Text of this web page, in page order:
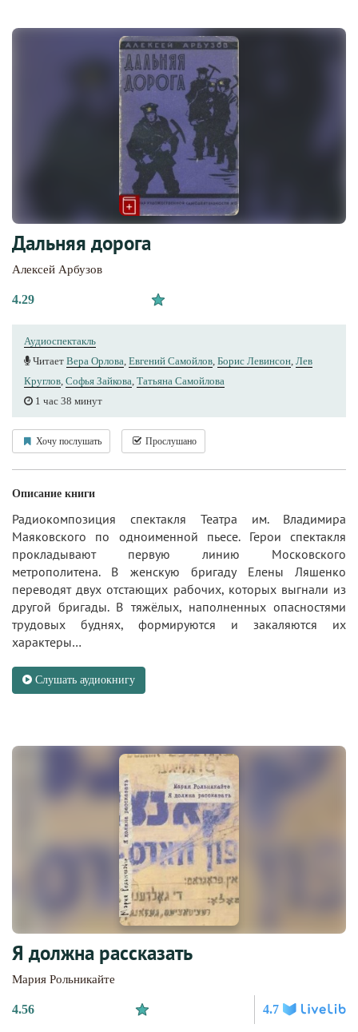
Дальняя дорога
Алексей Арбузов
4.29
Аудиоспектакль
Читает Вера Орлова, Евгений Самойлов, Борис Левинсон, Лев
Круглов, Софья Зайкова, Татьяна Самойлова
1 час 38 минут
Хочу послушать Прослушано
Описание книги
Радиокомпозиция спектакля Театра им. Владимира
Маяковского по одноименной пьесе. Герои спектакля
прокладывают первую линию Московского
метрополитена. В женскую бригаду Елены Ляшенко
переводят двух отстающих рабочих, которых выгнали из
другой бригады. В тяжёлых, наполненных опасностями
трудовых буднях, формируются и закаляются их
характеры…
Слушать аудиокнигу
Я должна рассказать
Мария Рольникайте
4.56 4.7